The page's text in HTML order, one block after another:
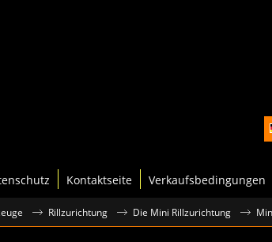
Kontaktseite Verkaufsbedingungen
Rillzurichtung Die Mini Rillzurichtung